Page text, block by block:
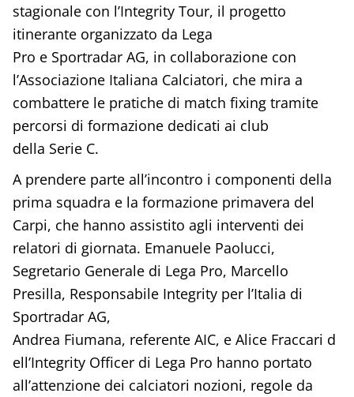
stagionale con l’Integrity Tour, il progetto
itinerante organizzato da Lega
Pro e Sportradar AG, in collaborazione con
l’Associazione Italiana Calciatori, che mira a
combattere le pratiche di match fixing tramite
percorsi di formazione dedicati ai club
della Serie C.
A prendere parte all’incontro i componenti della
prima squadra e la formazione primavera del
Carpi, che hanno assistito agli interventi dei
relatori di giornata. Emanuele Paolucci,
Segretario Generale di Lega Pro, Marcello
Presilla, Responsabile Integrity per l’Italia di
Sportradar AG,
Andrea Fiumana, referente AIC, e Alice Fraccari d
ell’Integrity Officer di Lega Pro hanno portato
all’attenzione dei calciatori nozioni, regole da